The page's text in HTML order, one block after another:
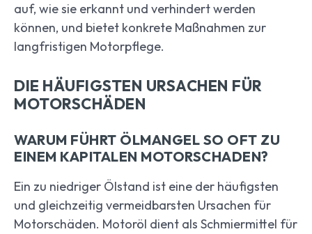
auf, wie sie erkannt und verhindert werden
können, und bietet konkrete Maßnahmen zur
langfristigen Motorpflege.
DIE HÄUFIGSTEN URSACHEN FÜR
MOTORSCHÄDEN
WARUM FÜHRT ÖLMANGEL SO OFT ZU
EINEM KAPITALEN MOTORSCHADEN?
Ein zu niedriger Ölstand ist eine der häufigsten
und gleichzeitig vermeidbarsten Ursachen für
Motorschäden. Motoröl dient als Schmiermittel für